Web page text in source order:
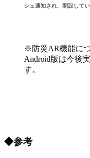
シュ通知され、開設して
※防災AR機能につ
Android版は今後
す。
◆参考